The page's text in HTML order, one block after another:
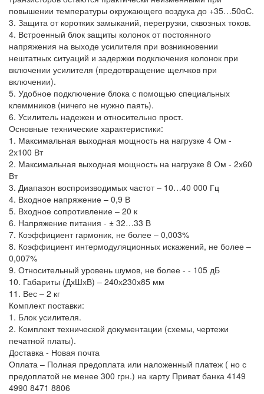
повышении температуры окружающего воздуха до +35…50оС.
3. Защита от коротких замыканий, перегрузки, сквозных токов.
4. Встроенный блок защиты колонок от постоянного
напряжения на выходе усилителя при возникновении
нештатных ситуаций и задержки подключения колонок при
включении усилителя (предотвращение щелчков при
включении).
5. Удобное подключение блока с помощью специальных
клеммников (ничего не нужно паять).
6. Усилитель надежен и относительно прост.
Основные технические характеристики:
1. Максимальная выходная мощность на нагрузке 4 Ом -
2х100 Вт
2. Максимальная выходная мощность на нагрузке 8 Ом - 2х60
Вт
3. Диапазон воспроизводимых частот – 10…40 000 Гц
4. Входное напряжение – 0,9 В
5. Входное сопротивление – 20 к
6. Напряжение питания - ± 32…33 В
7. Коэффициент гармоник, не более – 0,003%
8. Коэффициент интермодуляционных искажений, не более –
0,007%
9. Относительный уровень шумов, не более - - 105 дБ
10. Габариты (ДхШхВ) – 240х230х85 мм
11. Вес – 2 кг
Комплект поставки:
1. Блок усилителя.
2. Комплект технической документации (схемы, чертежи
печатной платы).
Доставка - Новая почта
Оплата – Полная предоплата или наложенный платеж ( но с
предоплатой не менее 300 грн.) на карту Приват банка 4149
4990 8471 8806